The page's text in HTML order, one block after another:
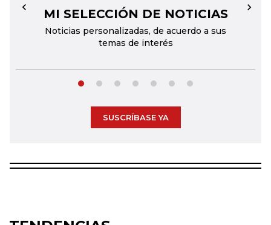
MI SELECCIÓN DE NOTICIAS
Noticias personalizadas, de acuerdo a sus
temas de interés
← →
SUSCRÍBASE YA